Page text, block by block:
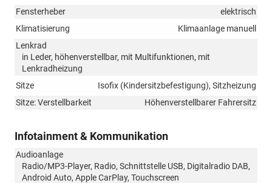
Fensterheber
elektrisch
Klimatisierung
Klimaanlage manuell
Lenkrad
in Leder, höhenverstellbar, mit Multifunktionen, mit
Lenkradheizung
Sitze
Isofix (Kindersitzbefestigung), Sitzheizung
Sitze: Verstellbarkeit
Höhenverstellbarer Fahrersitz
Infotainment & Kommunikation
Audioanlage
Radio/MP3-Player, Radio, Schnittstelle USB, Digitalradio DAB,
Android Auto, Apple CarPlay, Touchscreen